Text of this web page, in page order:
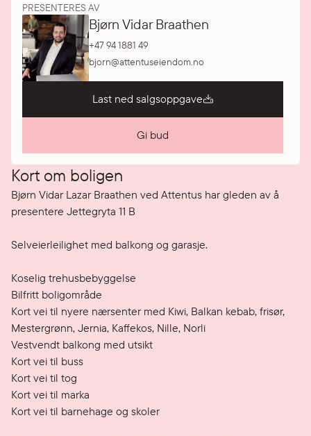
PRESENTERES AV
Bjørn Vidar Braathen
+47 94 1881 49
bjorn@attentuseiendom.no
Last ned salgsoppgave
Gi bud
Kort om boligen
Bjørn Vidar Lazar Braathen ved Attentus har gleden av å
presentere Jettegryta 11 B
Selveierleilighet med balkong og garasje.
Koselig trehusbebyggelse
Bilfritt boligområde
Kort vei til nyere nærsenter med Kiwi, Balkan kebab, frisør,
Mestergrønn, Jernia, Kaffekos, Nille, Norli
Vestvendt balkong med utsikt
Kort vei til buss
Kort vei til tog
Kort vei til marka
Kort vei til barnehage og skoler